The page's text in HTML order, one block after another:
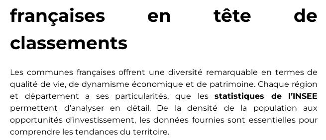
françaises en tête de
classements
Les communes françaises offrent une diversité remarquable en termes de
qualité de vie, de dynamisme économique et de patrimoine. Chaque région
et département a ses particularités, que lesstatistiques de l’INSEE
permettent d’analyser en détail. De la densité de la population aux
opportunités d’investissement, les données fournies sont essentielles pour
comprendre les tendances du territoire.